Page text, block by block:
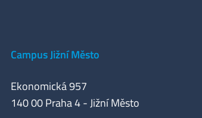
Campus Jižní Město
Ekonomická 957
140 00 Praha 4 - Jižní Město